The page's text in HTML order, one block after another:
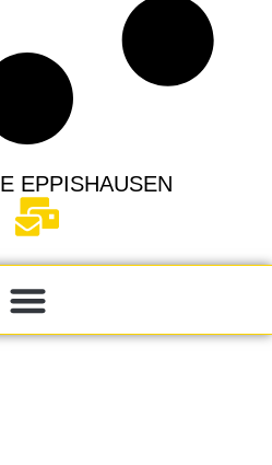
EPPISHAUSEN